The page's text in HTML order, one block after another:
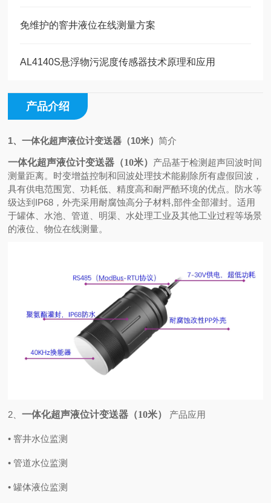
免维护的窨井液位在线测量方案
AL4140S悬浮物污泥度传感器技术原理和应用
产品介绍
1、一体化超声液位计变送器（10米）简介
一体化超声液位计变送器（10米） 产品基于检测超声回波时间
测量距离。时变增益控制和回波处理技术能剔除所有虚假回波，
具有供电范围宽、功耗低、精度高和耐严酷环境的优点。防水等
级达到 IP68 ，外壳采用耐腐蚀高分子材料,部件全部灌封。适用
于罐体、水池、管道、明渠、水处理工业及其他工业过程等场景
的液位、物位在线测量。
2、一体化超声液位计变送器（10米） 产品应用
• 窨井水位监测
• 管道水位监测
• 罐体液位监测